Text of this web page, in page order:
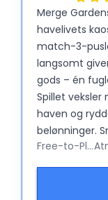
Merge
havelivets
match-3-
langsomt
gods – én
Spillet
haven og
belønninger.
events og
mosdækkede
afslappet,
Free-to-Play